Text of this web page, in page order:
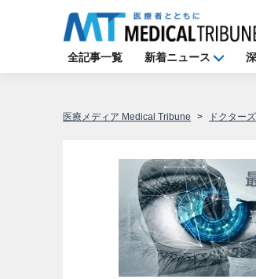
全記事一覧 新着ニュース
医療メディア Medical Tribune ドクター